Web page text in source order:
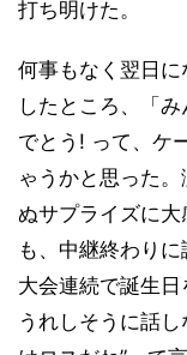
打ち明けた。
何事もなく翌日
したところ、「
でとう! って、ケ
ゃうかと思った
ぬサプライズに
も、中継終わり
大会連続で誕生
うれしそうに話